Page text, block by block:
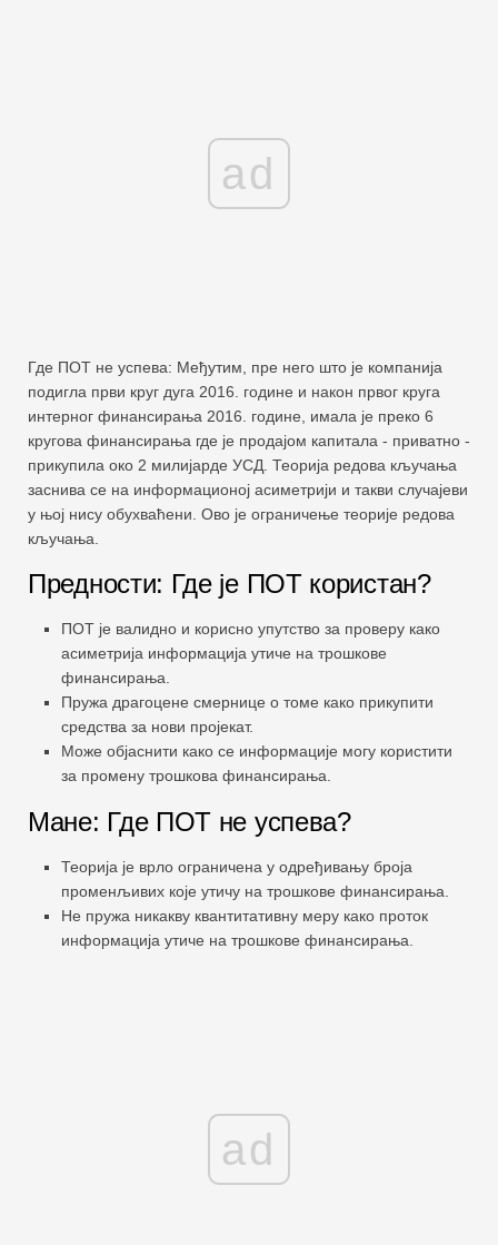
ad
Где ПОТ не успева: Међутим, пре него што је компанија
подигла први круг дуга 2016. године и након првог круга
интерног финансирања 2016. године, имала је преко 6
кругова финансирања где је продајом капитала - приватно -
прикупила око 2 милијарде УСД. Теорија редова кључања
заснива се на информационој асиметрији и такви случајеви
у њој нису обухваћени. Ово је ограничење теорије редова
кључања.
Предности: Где је ПОТ користан?
ПОТ је валидно и корисно упутство за проверу како
асиметрија информација утиче на трошкове
финансирања.
Пружа драгоцене смернице о томе како прикупити
средства за нови пројекат.
Може објаснити како се информације могу користити
за промену трошкова финансирања.
Мане: Где ПОТ не успева?
Теорија је врло ограничена у одређивању броја
променљивих које утичу на трошкове финансирања.
Не пружа никакву квантитативну меру како проток
информација утиче на трошкове финансирања.
ad